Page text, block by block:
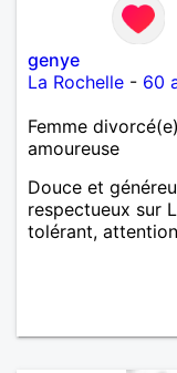
genye
La Rochelle - 60
Femme
amoureuse
Douce et
respectueux sur
tolérant,